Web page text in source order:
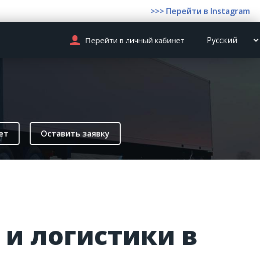
>>> Перейти в Instagram
Перейти в личный кабинет
Оставить заявку
логистики в